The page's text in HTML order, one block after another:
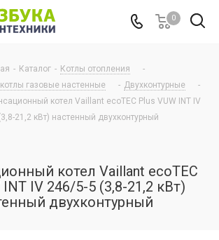
0
- Каталог - Котлы отопления
-
газовые настенные
- Двухконтурные
-
котел Vaillant ecoTEC Plus VUW INT IV
21,2 кВт) настенный двухконтурный
котел Vaillant ecoTEC
INT IV 246/5-5 (3,8-21,2 кВт)
двухконтурный